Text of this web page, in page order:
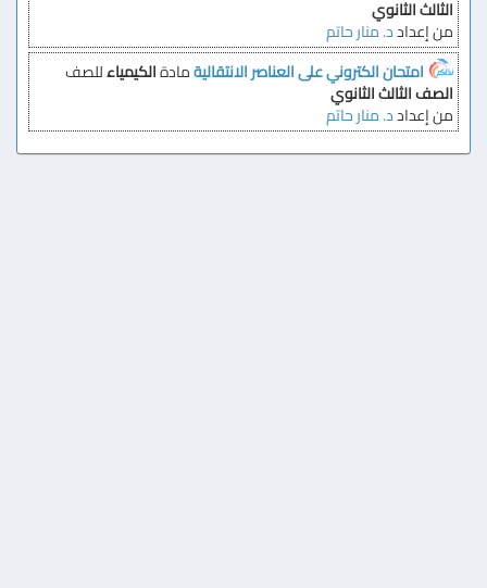
الثالث الثانوي
من إعدادد. منار حاتم
امتحان الكتروني على العناصر الانتقاليةمادةالكيمياءللصف
الصف الثالث الثانوي
من إعدادد. منار حاتم